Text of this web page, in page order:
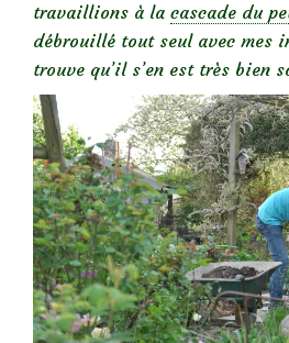
travaillions à la cascade du
débrouillé tout seul avec mes
trouve qu’il s’en est très bien